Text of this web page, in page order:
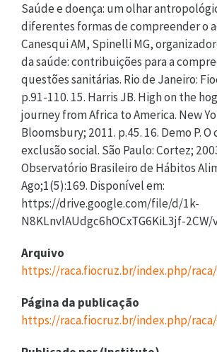
Saúde e doença: um olhar
diferentes formas de compreender o
Canesqui AM, Spinelli MG,
da saúde: contribuições para a
questões sanitárias. Rio de Janeiro:
p.91-110. 15. Harris JB. High on the
journey from Africa to America. New
Bloomsbury; 2011. p.45. 16. Demo P. O
exclusão social. São Paulo: Cortez;
Observatório Brasileiro de Hábitos
Ago;1(5):169. Disponível em:
https://drive.google.com/file/d/1k-
N8KLnvlAUdgc6hOCxTG6KiL3jf-2CW/
Arquivo
https://raca.fiocruz.br/index.php/
Página da publicação
https://raca.fiocruz.br/index.php/